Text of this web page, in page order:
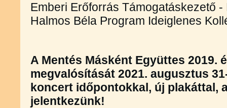
Emberi Erőforrás Támogatáskezető
Halmos Béla Program Ideiglenes
A Mentés Másként Együttes 2019.
megvalósítását 2021. augusztus
koncert időpontokkal, új plakáttal,
jelentkezünk!